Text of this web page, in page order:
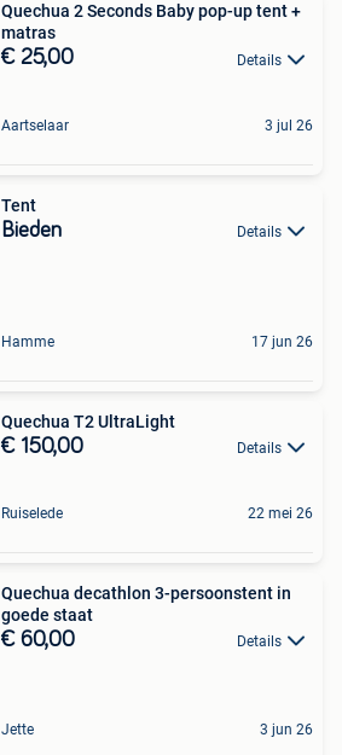
Quechua 2 Seconds Baby pop-up tent +
matras
€ 25,00 Details
Aartselaar 3 jul 26
Tent
Bieden Details
Hamme 17 jun 26
Quechua T2 UltraLight
€ 150,00 Details
Ruiselede 22 mei 26
Quechua decathlon 3-persoonstent in
goede staat
€ 60,00 Details
Jette 3 jun 26